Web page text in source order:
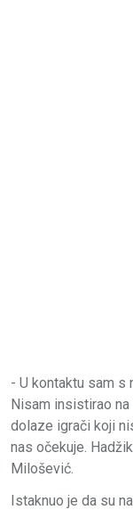
- U kontaktu sam s
Nisam insistirao
dolaze igrači koji
nas očekuje.
Milošević.
Istaknuo je da su